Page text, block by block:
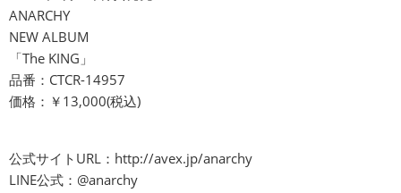
ANARCHY
NEW ALBUM
「The KING」
品番：CTCR-14957
価格：￥13,000(税込)
公式サイトURL： http://avex.jp/anarchy
LINE公式：@anarchy